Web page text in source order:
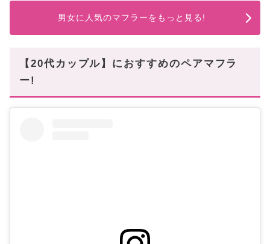
男女に人気のマフラーをもっと見る!
【20代カップル】におすすめのペアマフラ
ー!